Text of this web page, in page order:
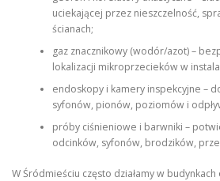
uciekającej przez nieszczelność,
ścianach;
gaz znacznikowy (wodór/azot) –
lokalizacji mikroprzecieków w
endoskopy i kamery inspekcyjne –
syfonów, pionów, poziomów i
próby ciśnieniowe i barwniki –
odcinków, syfonów, brodzików,
W Śródmieściu często działamy w